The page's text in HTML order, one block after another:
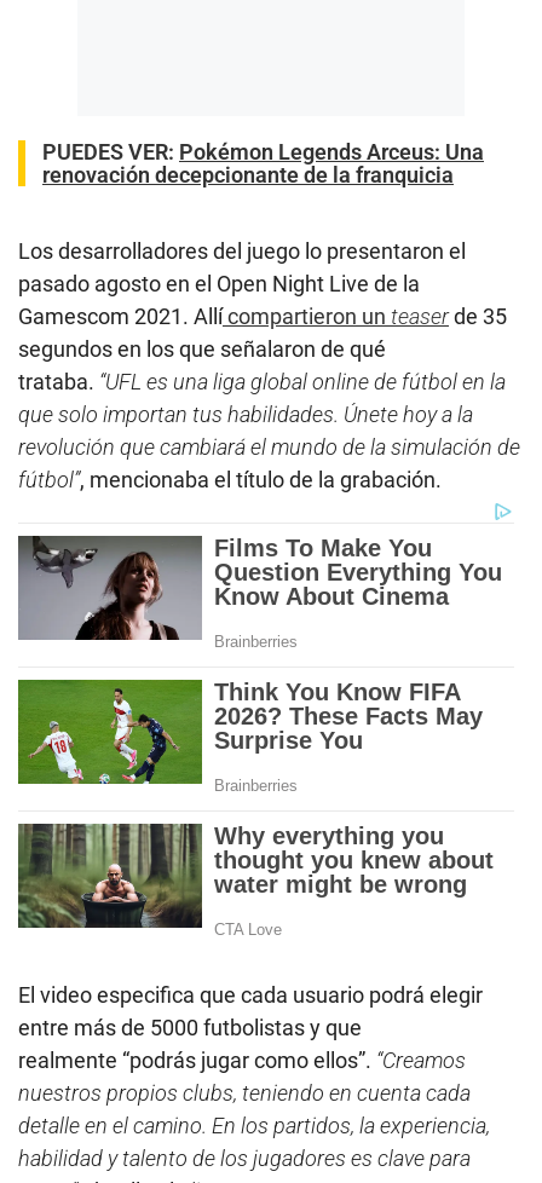
PUEDES VER: Pokémon Legends Arceus: Una
renovación decepcionante de la franquicia
Los desarrolladores del juego lo presentaron el
pasado agosto en el Open Night Live de la
Gamescom 2021. Allícompartieron un teaserde 35
segundos en los que señalaron de qué
trataba. “UFL es una liga global online de fútbol en la
que solo importan tus habilidades. Únete hoy a la
revolución que cambiará el mundo de la simulación de
fútbol”, mencionaba el título de la grabación.
El video especifica que cada usuario podrá elegir
entre más de 5000 futbolistas y que
realmente “podrás jugar como ellos”. “Creamos
nuestros propios clubs, teniendo en cuenta cada
detalle en el camino. En los partidos, la experiencia,
habilidad y talento de los jugadores es clave para